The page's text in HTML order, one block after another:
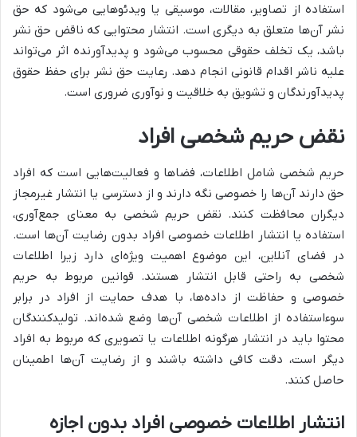
استفاده از تصاویر، مقالات، موسیقی یا ویدئوهایی می‌شود که حق
نشر آن‌ها متعلق به دیگری است. انتشار محتوایی که ناقض حق نشر
باشد، یک تخلف حقوقی محسوب می‌شود و پدیدآورنده اثر می‌تواند
علیه ناشر اقدام قانونی انجام دهد. رعایت حق نشر برای حفظ حقوق
پدیدآورندگان و تشویق به خلاقیت و نوآوری ضروری است.
نقض حریم شخصی افراد
حریم شخصی شامل اطلاعات، فضاها و فعالیت‌هایی است که افراد
حق دارند آن‌ها را خصوصی نگه دارند و از دسترسی یا انتشار غیرمجاز
دیگران محافظت کنند. نقض حریم شخصی به معنای جمع‌آوری،
استفاده یا انتشار اطلاعات خصوصی افراد بدون رضایت آن‌ها است.
در فضای آنلاین، این موضوع اهمیت ویژه‌ای دارد زیرا اطلاعات
شخصی به راحتی قابل انتشار هستند. قوانین مربوط به حریم
خصوصی و حفاظت از داده‌ها، با هدف حمایت از افراد در برابر
سوءاستفاده از اطلاعات شخصی آن‌ها وضع شده‌اند. تولیدکنندگان
محتوا باید در انتشار هرگونه اطلاعات یا تصویری که مربوط به افراد
دیگر است، دقت کافی داشته باشند و از رضایت آن‌ها اطمینان
حاصل کنند.
انتشار اطلاعات خصوصی افراد بدون اجازه